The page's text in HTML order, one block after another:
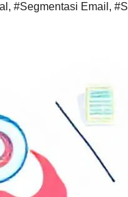
, #Segmentasi Email ,